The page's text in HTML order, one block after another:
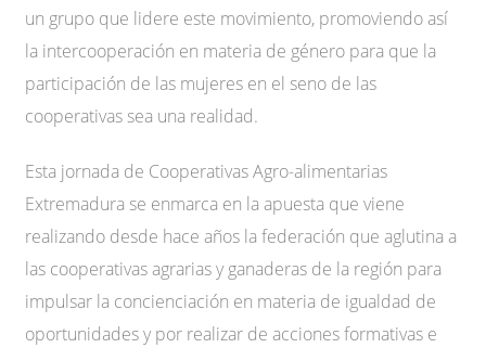
un grupo que lidere este movimiento, promoviendo así
la intercooperación en materia de género para que la
participación de las mujeres en el seno de las
cooperativas sea una realidad.
Esta jornada de Cooperativas Agro-alimentarias
Extremadura se enmarca en la apuesta que viene
realizando desde hace años la federación que aglutina a
las cooperativas agrarias y ganaderas de la región para
impulsar la concienciación en materia de igualdad de
oportunidades y por realizar de acciones formativas e